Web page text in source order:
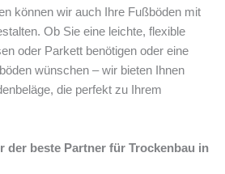
können wir auch Ihre Fußböden mit
Ob Sie eine leichte, flexible
oder Parkett benötigen oder eine
wünschen – wir bieten Ihnen
die perfekt zu Ihrem
der beste Partner für Trockenbau in